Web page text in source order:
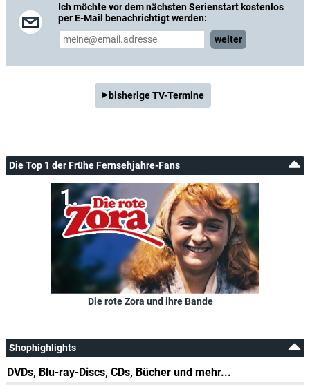
Ich möchte vor dem nächsten Serienstart kostenlos
per E-Mail benachrichtigt werden:
weiter
bisherige TV-Termine
Die Top 1 der Frühe Fernsehjahre-Fans
Die rote Zora und ihre Bande
Shophighlights
DVDs, Blu-ray-Discs, CDs, Bücher und mehr...